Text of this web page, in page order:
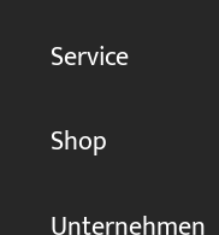
Service
Shop